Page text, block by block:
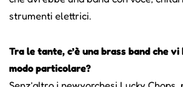
strumenti elettrici.
Tra le tante, c’è una brass band che
modo particolare?